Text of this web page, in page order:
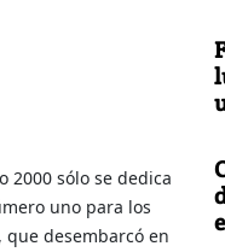
2000 sólo se dedica
uno para los
que desembarcó en